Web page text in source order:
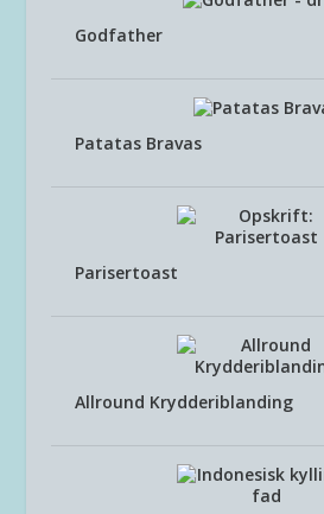
Godfather
Patatas Bravas
Parisertoast
Allround Krydderiblanding